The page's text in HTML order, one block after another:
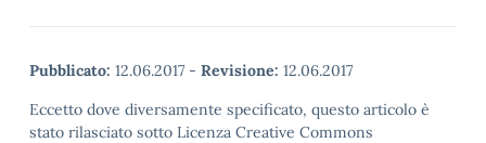
Pubblicato: 12.06.2017 - Revisione: 12.06.2017
Eccetto dove diversamente specificato, questo articolo è
stato rilasciato sotto Licenza Creative Commons